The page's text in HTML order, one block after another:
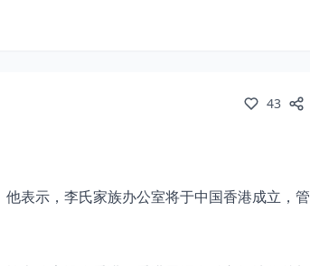
43
表示，李氏家族办公室将于中国香港成立，管